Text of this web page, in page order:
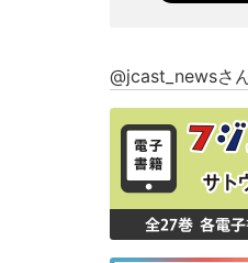
@jcast_newsさ